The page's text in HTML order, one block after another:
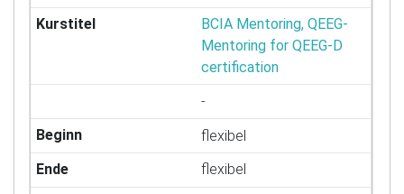
BCIA Mentoring, QEEG-
Mentoring for QEEG-D
certification
-
flexibel
flexibel